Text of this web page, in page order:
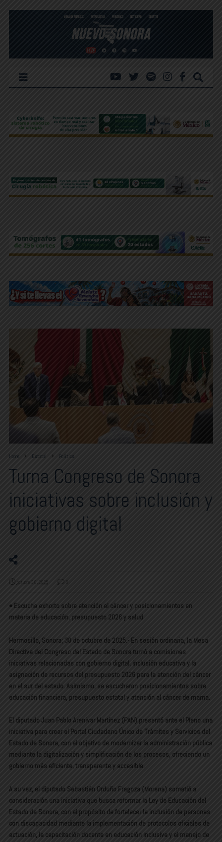
Home Estatal Politics
Turna Congreso de Sonora
iniciativas sobre inclusión y
gobierno digital
octubre 30, 2025 0
•⁠ ⁠Escucha exhorto sobre atención al cáncer y posicionamientos en
materia de educación, presupuesto 2026 y salud
Hermosillo, Sonora; 30 de octubre de 2025.- En sesión ordinaria, la Mesa
Directiva del Congreso del Estado de Sonora turnó a comisiones
iniciativas relacionadas con gobierno digital, inclusión educativa y la
asignación de recursos del presupuesto 2026 para la atención del cáncer
en el sur del estado. Asimismo, se escucharon posicionamientos sobre
educación financiera, presupuesto estatal y atención al cáncer de mama.
El diputado Juan Pablo Arenivar Martínez (PAN) presentó ante el Pleno una
iniciativa para crear el Portal Ciudadano Único de Trámites y Servicios del
Estado de Sonora, con el objetivo de modernizar la administración pública
mediante la digitalización y simplificación de los procesos, ofreciendo un
gobierno más eficiente, transparente y accesible.
A su vez, el diputado Sebastián Orduño Fragoza (Morena) sometió a
consideración una iniciativa que busca reformar la Ley de Educación del
Estado de Sonora, con el propósito de fortalecer la inclusión de personas
con discapacidad mediante la implementación de protocolos oficiales de
actuación, la capacitación docente en educación inclusiva y el manejo de